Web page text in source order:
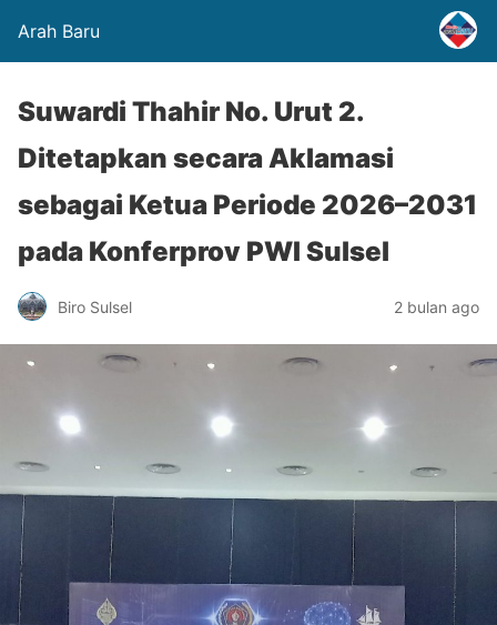
Arah Baru
Suwardi Thahir No. Urut 2.
Ditetapkan secara Aklamasi
sebagai Ketua Periode 2026–2031
pada Konferprov PWI Sulsel
Biro Sulsel 2 bulan ago